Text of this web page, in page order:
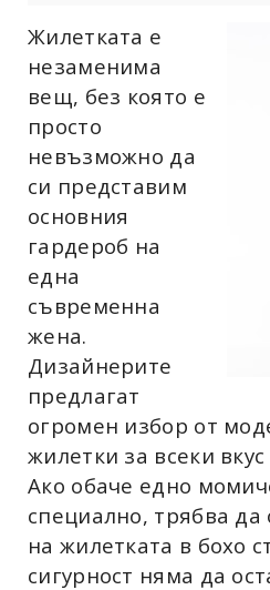
Жилетката е
незаменима
вещ, без която е
просто
невъзможно да
си представим
основния
гардероб на
една
съвременна
жена.
Дизайнерите
предлагат
огромен избор от
жилетки за всеки
Ако обаче едно
специално, трябва
на жилетката в бохо
сигурност няма да